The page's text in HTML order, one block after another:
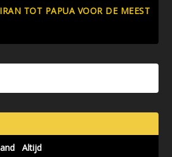
TOT PAPUA VOOR DE MEEST
Altijd